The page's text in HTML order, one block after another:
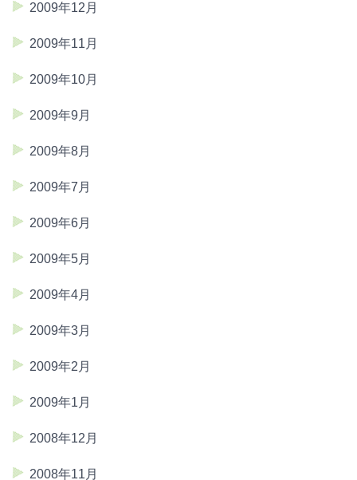
2009年12月
2009年11月
2009年10月
2009年9月
2009年8月
2009年7月
2009年6月
2009年5月
2009年4月
2009年3月
2009年2月
2009年1月
2008年12月
2008年11月